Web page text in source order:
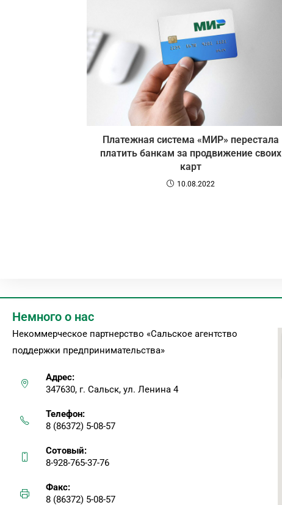
Платежная система «МИР» перестала
платить банкам за продвижение своих
карт
10.08.2022
Немного о нас
Некоммерческое партнерство «Сальское агентство
поддержки предпринимательства»
Адрес:
347630, г. Сальск, ул. Ленина 4
Телефон:
8 (86372) 5-08-57
Сотовый:
8-928-765-37-76
Факс:
8 (86372) 5-08-57